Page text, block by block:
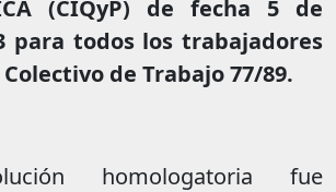
(CIQyP) de fecha 5 de
para todos los trabajadores
de Trabajo 77/89.
homologatoria fue